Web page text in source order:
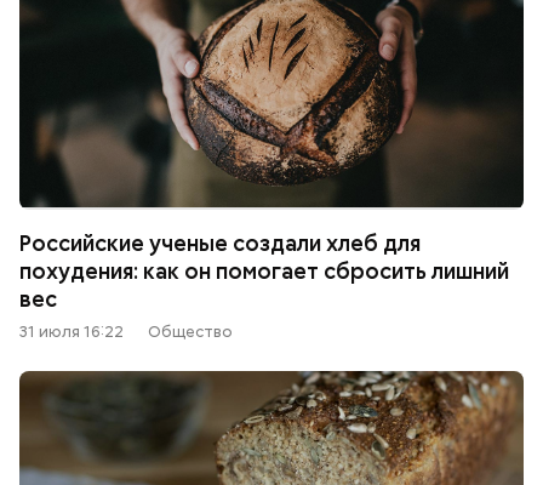
Российские ученые создали хлеб для
похудения: как он помогает сбросить лишний
вес
31 июля 16:22 Общество